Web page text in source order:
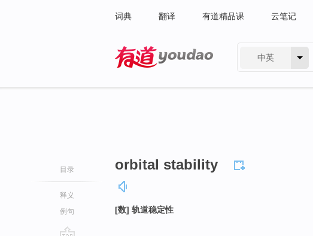
词典 翻译 有道精品课 云笔记
中英
目录
释义
例句
orbital stability
[数] 轨道稳定性